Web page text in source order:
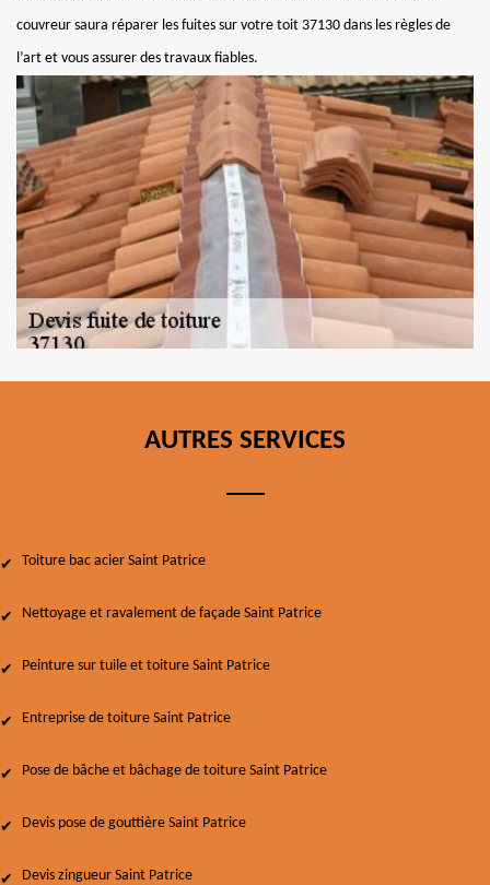
couvreur saura réparer les fuites sur votre toit 37130 dans les règles de
l’art et vous assurer des travaux fiables.
AUTRES SERVICES
Toiture bac acier Saint Patrice
Nettoyage et ravalement de façade Saint Patrice
Peinture sur tuile et toiture Saint Patrice
Entreprise de toiture Saint Patrice
Pose de bâche et bâchage de toiture Saint Patrice
Devis pose de gouttière Saint Patrice
Devis zingueur Saint Patrice